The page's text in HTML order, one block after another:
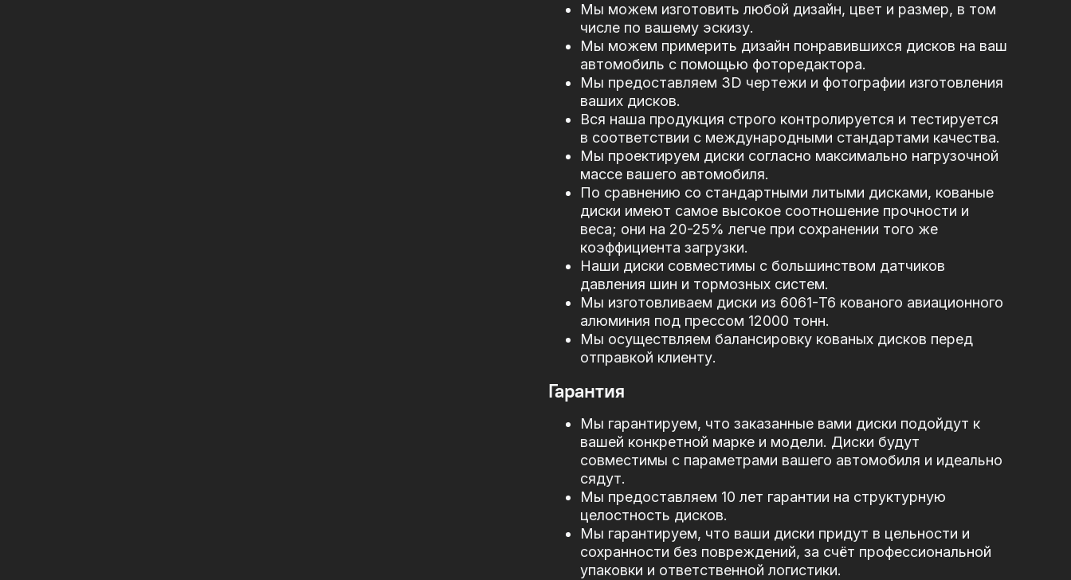
Мы можем изготовить любой дизайн, цвет и размер, в том
числе по вашему эскизу.
Мы можем примерить дизайн понравившихся дисков на ваш
автомобиль с помощью фоторедактора.
Мы предоставляем 3D чертежи и фотографии изготовления
ваших дисков.
Вся наша продукция строго контролируется и тестируется
в соответствии с международными стандартами качества.
Мы проектируем диски согласно максимально нагрузочной
массе вашего автомобиля.
По сравнению со стандартными литыми дисками, кованые
диски имеют самое высокое соотношение прочности и
веса; они на 20-25% легче при сохранении того же
коэффициента загрузки.
Наши диски совместимы с большинством датчиков
давления шин и тормозных систем.
Мы изготовливаем диски из 6061-T6 кованого авиационного
алюминия под прессом 12000 тонн.
Мы осуществляем балансировку кованых дисков перед
отправкой клиенту.
Гарантия
Мы гарантируем, что заказанные вами диски подойдут к
вашей конкретной марке и модели. Диски будут
совместимы с параметрами вашего автомобиля и идеально
сядут.
Мы предоставляем 10 лет гарантии на структурную
целостность дисков.
Мы гарантируем, что ваши диски придут в цельности и
сохранности без повреждений, за счёт профессиональной
упаковки и ответственной логистики.